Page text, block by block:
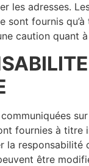
les adresses.
sont fournis
caution quant
fournies à titre
la responsabilité
être